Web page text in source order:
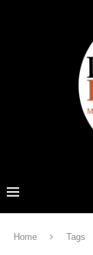
Home Tags